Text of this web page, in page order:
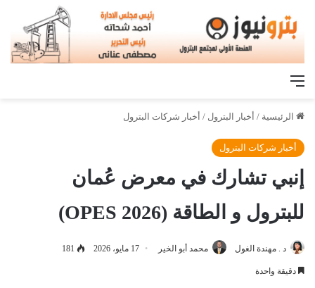
القائمة
الرئيسية / أخبار البترول / أخبار شركات البترول
أخبار شركات البترول
إنبي تشارك في معرض عُمان
للبترول و الطاقة (OPES 2026)
د . مهندة الغول محمد أبو الخير 17 مايو، 2026 181
دقيقة واحدة